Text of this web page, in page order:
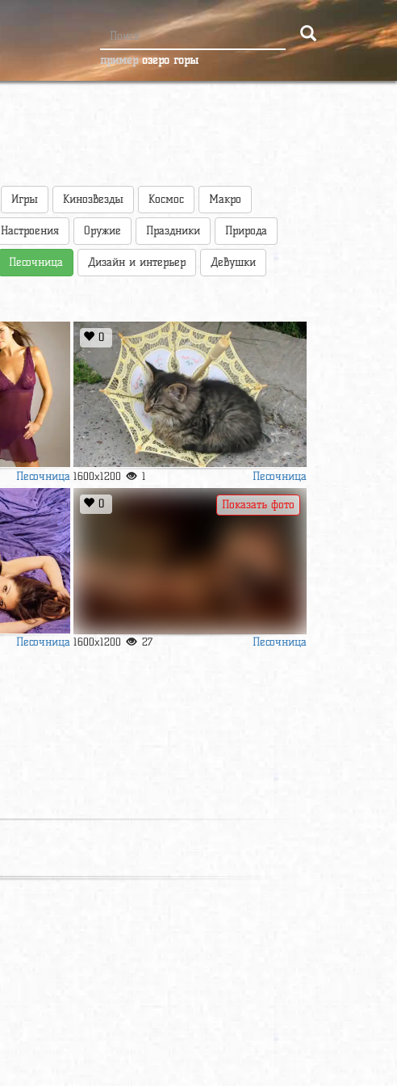
примерозеро горы
Игры Кинозвезды Космос Макро
Настроения Оружие Праздники Природа
Песочница Дизайн и интерьер Девушки
Песочница
0
1600x1200 1
Песочница
Песочница
0
1600x1200 27 Песочница
Показать фото